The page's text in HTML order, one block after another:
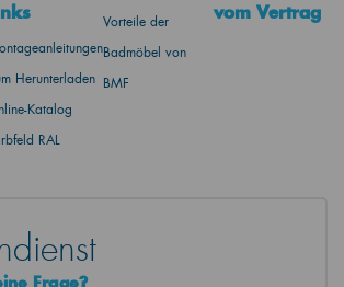
Herunterladen
Katalog
RAL
Vorteile der
Badmöbel von
BMF
vom Vertrag
Frage?